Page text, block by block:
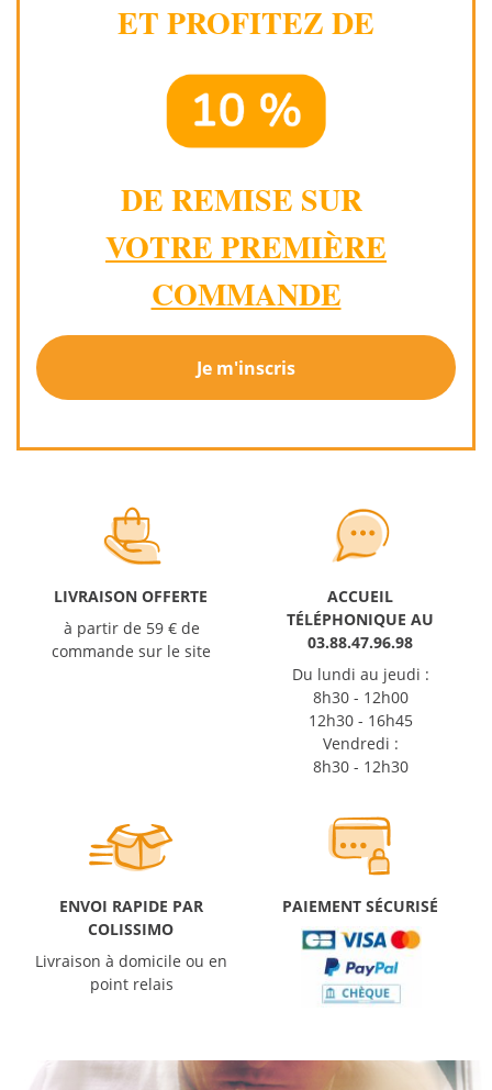
ET PROFITEZ DE
DE REMISE SUR
VOTRE PREMIÈRE
COMMANDE
Je m'inscris
LIVRAISON OFFERTE
à partir de 59 € de
commande sur le site
ACCUEIL
TÉLÉPHONIQUE AU
03.88.47.96.98
Du lundi au jeudi :
8h30 - 12h00
12h30 - 16h45
Vendredi :
8h30 - 12h30
ENVOI RAPIDE PAR
COLISSIMO
Livraison à domicile ou en
point relais
PAIEMENT SÉCURISÉ